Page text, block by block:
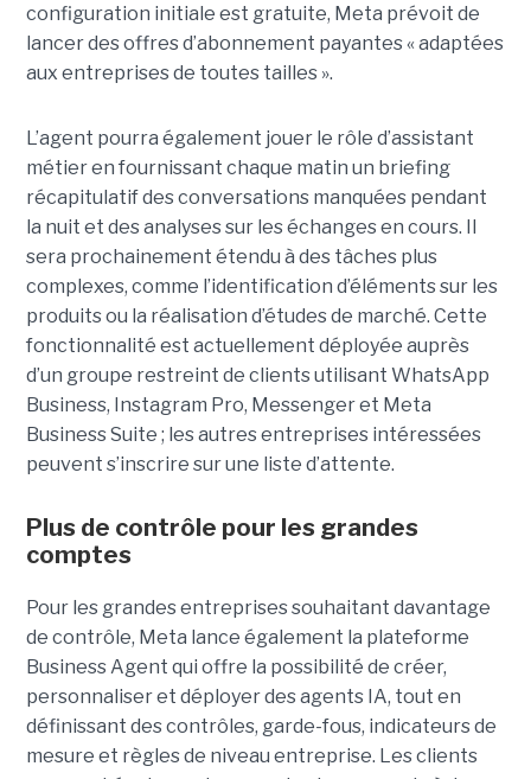
configuration initiale est gratuite, Meta prévoit de
lancer des offres d’abonnement payantes « adaptées
aux entreprises de toutes tailles ».
L’agent pourra également jouer le rôle d’assistant
métier en fournissant chaque matin un briefing
récapitulatif des conversations manquées pendant
la nuit et des analyses sur les échanges en cours. Il
sera prochainement étendu à des tâches plus
complexes, comme l’identification d’éléments sur les
produits ou la réalisation d’études de marché. Cette
fonctionnalité est actuellement déployée auprès
d’un groupe restreint de clients utilisant WhatsApp
Business, Instagram Pro, Messenger et Meta
Business Suite ; les autres entreprises intéressées
peuvent s’inscrire sur une liste d’attente.
Plus de contrôle pour les grandes
comptes
Pour les grandes entreprises souhaitant davantage
de contrôle, Meta lance également la plateforme
Business Agent qui offre la possibilité de créer,
personnaliser et déployer des agents IA, tout en
définissant des contrôles, garde-fous, indicateurs de
mesure et règles de niveau entreprise. Les clients